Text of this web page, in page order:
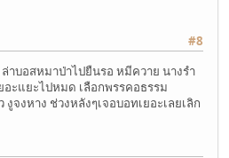
#8
าบอสหมาป่าไปยืนรอ หมีควาย นางรำ
อะแยะไปหมด เลือกพรรคอธรรม
จงหาง ช่วงหลังๆเจอบอทเยอะเลยเลิก